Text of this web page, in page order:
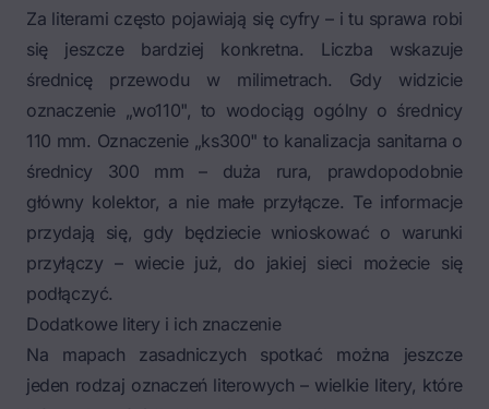
Za literami często pojawiają się cyfry – i tu sprawa robi
się jeszcze bardziej konkretna. Liczba wskazuje
średnicę przewodu w milimetrach. Gdy widzicie
oznaczenie „wo110", to wodociąg ogólny o średnicy
110 mm. Oznaczenie „ks300" to kanalizacja sanitarna o
średnicy 300 mm – duża rura, prawdopodobnie
główny kolektor, a nie małe przyłącze. Te informacje
przydają się, gdy będziecie wnioskować o warunki
przyłączy – wiecie już, do jakiej sieci możecie się
podłączyć.
Dodatkowe litery i ich znaczenie
Na mapach zasadniczych spotkać można jeszcze
jeden rodzaj oznaczeń literowych – wielkie litery, które